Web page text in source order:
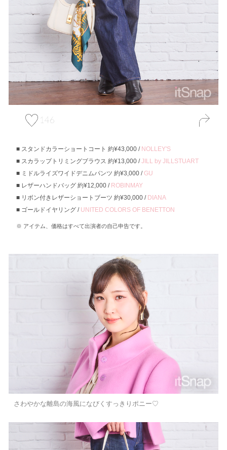
146
スタンドカラーショートコート 約¥43,000 / NOLLEY'S
スカラップトリミングブラウス 約¥13,000 /JILL by JILLSTUART
ミドルライズワイドデニムパンツ 約¥3,000 /GU
レザーハンドバッグ 約¥12,000 / ROBINMAY
リボン付きレザーショートブーツ 約¥30,000 / DIANA
ゴールドイヤリング / UNITED COLORS OF BENETTON
アイテム、価格はすべて出演者の自己申告です。
さわやかな離島の海風になびくすっきりポニー♡